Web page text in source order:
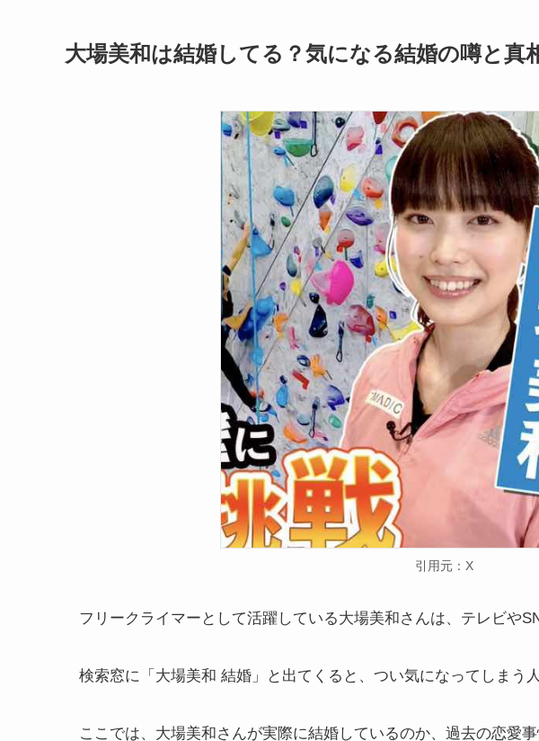
大場美和は結婚してる？気になる結婚の噂と真
引用元：X
フリークライマーとして活躍している大場美和さんは、テレビや
検索窓に「大場美和 結婚」と出てくると、つい気になってしまう
ここでは、大場美和さんが実際に結婚しているのか、過去の恋愛